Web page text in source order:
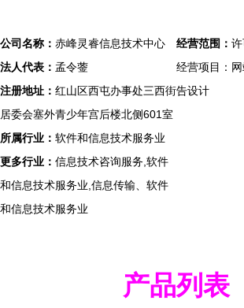
公司名称： 赤峰灵睿信息技术中心
法人代表： 孟令蓥
注册地址： 红山区西屯办事处三西街
居委会塞外青少年宫后楼北侧601室
所属行业： 软件和信息技术服务业
更多行业： 信息技术咨询服务,软件
和信息技术服务业,信息传输、软件
和信息技术服务业
经营范围：
经营项目：
告设计
产品列表